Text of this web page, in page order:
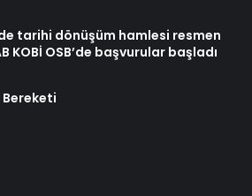
tarihi dönüşüm hamlesi resmen
KOBİ OSB’de başvurular başladı
Bereketi